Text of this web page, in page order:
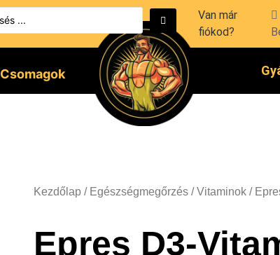
Van már
fiókod?
Csomagok
Kezdőlap / Egészségmegőrzés /Vitaminok /
Epres D3-